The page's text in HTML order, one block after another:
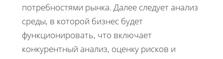
потребностями рынка. Далее следует анализ
среды, в которой бизнес будет
функционировать, что включает
конкурентный анализ, оценку рисков и